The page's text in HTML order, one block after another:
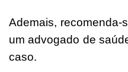
Ademais, recomenda-
um advogado de
caso.